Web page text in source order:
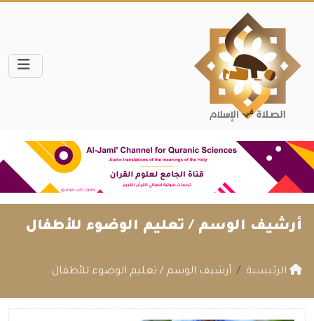
أرشيف الوسم / تعليم الوضوء للأطفال
الرئيسية أرشيف الوسم / تعليم الوضوء للأطفال